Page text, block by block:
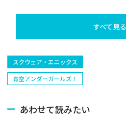
すべて見る
スクウェア・エニックス
青空アンダーガールズ！
あわせて読みたい